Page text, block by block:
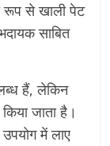
रूप से खाली पेट
साबित
हैं, लेकिन
जाता है।
उपयोग में लाए